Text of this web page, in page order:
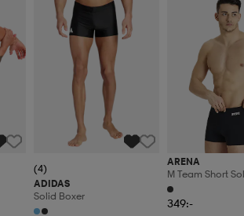
(4)
ADIDAS
Solid Boxer
ARENA
M Team Short
349:-